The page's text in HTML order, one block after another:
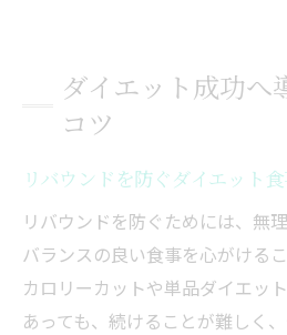
ダイエット成功へ
コツ
リバウンドを防ぐダイエット
リバウンドを防ぐためには、無
バランスの良い食事を心がける
カロリーカットや単品ダイエッ
あっても、続けることが難しく